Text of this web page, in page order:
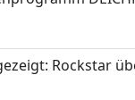
Rockstar